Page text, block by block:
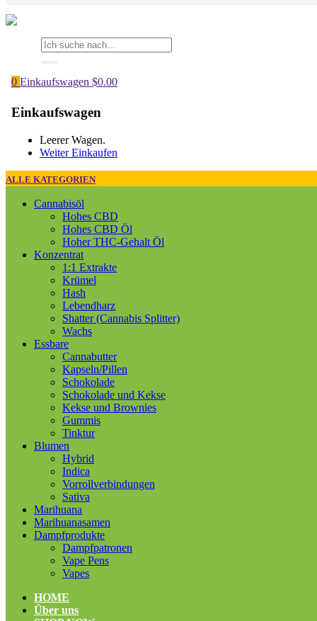
0 Einkaufswagen $0.00
Einkaufswagen
Leerer Wagen.
Weiter Einkaufen
ALLE KATEGORIEN
Cannabisöl
Hohes CBD
Hohes CBD Öl
Hoher THC-Gehalt Öl
Konzentrat
1:1 Extrakte
Krümel
Hash
Lebendharz
Shatter (Cannabis Splitter)
Wachs
Essbare
Cannabutter
Kapseln/Pillen
Schokolade
Schokolade und Kekse
Kekse und Brownies
Gummis
Tinktur
Blumen
Hybrid
Indica
Vorrollverbindungen
Sativa
Marihuana
Marihuanasamen
Dampfprodukte
Dampfpatronen
Vape Pens
Vapes
HOME
Über uns